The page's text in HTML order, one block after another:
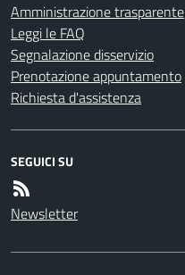
Amministrazione trasparente
Leggi le FAQ
Segnalazione disservizio
Prenotazione appuntamento
Richiesta d'assistenza
SEGUICI SU
Newsletter